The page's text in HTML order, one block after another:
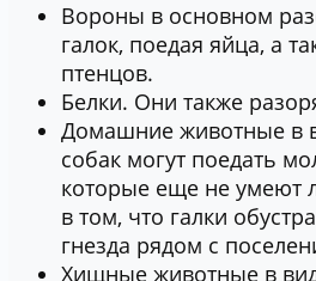
Вороны в основном
галок, поедая яйца, а
птенцов.
Белки. Они также
Домашние животные в
собак могут поедать
которые еще не умеют
в том, что галки
гнезда рядом с
Хищные животные в